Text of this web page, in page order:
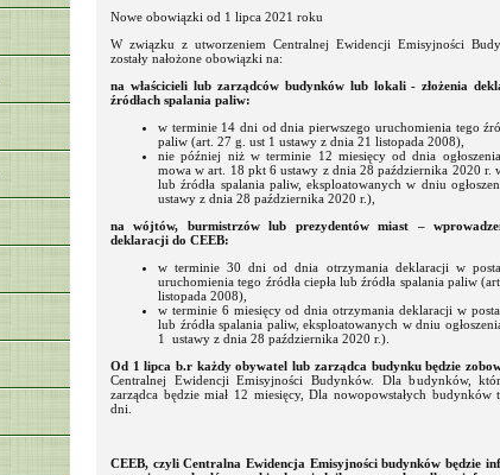
Nowe obowiązki od 1 lipca 2021 roku
W związku z utworzeniem Centralnej Ewidencji Emisyjności
zostały nałożone obowiązki na:
na właścicieli lub zarządców budynków lub lokali - złożenia
źródłach spalania paliw:
w terminie 14 dni od dnia pierwszego uruchomienia tego
paliw (art. 27 g. ust 1 ustawy z dnia 21 listopada 2008),
nie później niż w terminie 12 miesięcy od dnia
mowa w art. 18 pkt 6 ustawy z dnia 28 października 2020 r.
lub źródła spalania paliw, eksploatowanych w dniu
ustawy z dnia 28 października 2020 r.),
na wójtów, burmistrzów lub prezydentów miast –
deklaracji do CEEB:
w terminie 30 dni od dnia otrzymania deklaracji w
uruchomienia tego źródła ciepła lub źródła spalania paliw
listopada 2008),
w terminie 6 miesięcy od dnia otrzymania deklaracji w
lub źródła spalania paliw, eksploatowanych w dniu
1 ustawy z dnia 28 października 2020 r.).
Od 1 lipca b.r każdy obywatel lub zarządca budynku będzie
Centralnej Ewidencji Emisyjności Budynków. Dla budynków,
zarządca będzie miał 12 miesięcy, Dla nowopowstałych
dni.
CEEB, czyli Centralna Ewidencja Emisyjności budynków będzie